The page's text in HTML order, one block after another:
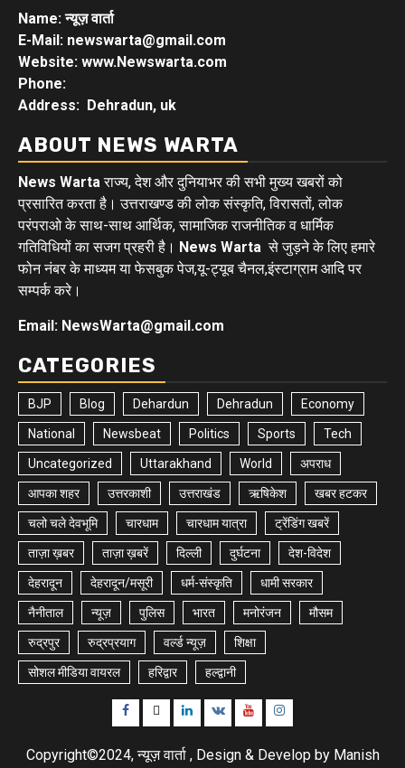
Name: न्यूज़ वार्ता
E-Mail: newswarta@gmail.com
Website: www.Newswarta.com
Phone:
Address: Dehradun, uk
ABOUT NEWS WARTA
News Wartaराज्य, देश और दुनियाभर की सभी मुख्य खबरों को
प्रसारित करता है। उत्तराखण्ड की लोक संस्कृति, विरासतों, लोक
परंपराओ के साथ-साथ आर्थिक, सामाजिक राजनीतिक व धार्मिक
गतिविधियों का सजग प्रहरी है। News Warta से जुड़ने के लिए हमारे
फोन नंबर के माध्यम या फेसबुक पेज,यू-ट्यूब चैनल,इंस्टाग्राम आदि पर
सम्पर्क करे।
Email: NewsWarta@gmail.com
CATEGORIES
BJP Blog Dehardun Dehradun Economy
National Newsbeat Politics Sports Tech
Uncategorized Uttarakhand World अपराध
आपका शहर उत्तरकाशी उत्तराखंड ऋषिकेश खबर हटकर
चलो चले देवभूमि चारधाम चारधाम यात्रा ट्रेंडिंग खबरें
ताज़ा ख़बर ताज़ा ख़बरें दिल्ली दुर्घटना देश-विदेश
देहरादून देहरादून/मसूरी धर्म-संस्कृति धामी सरकार
नैनीताल न्यूज़ पुलिस भारत मनोरंजन मौसम
रुद्रपुर रुद्रप्रयाग वर्ल्ड न्यूज़ शिक्षा
सोशल मीडिया वायरल हरिद्वार हल्द्वानी
Facebook
TwitterLinkedin
VK YoutubeInstagram
Copyright©2024, न्यूज़ वार्ता , Design & Develop by Manish